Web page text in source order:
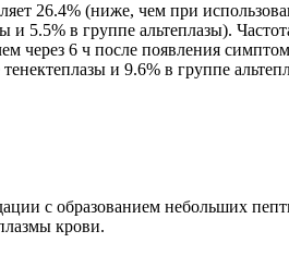
26.4% (ниже, чем при
5.5% в группе альтеплазы).
через 6 ч после появления
и 9.6% в группе
с образованием небольших
крови.